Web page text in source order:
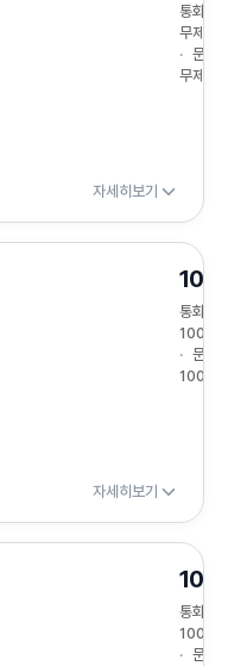
통화
무제한
문자
무제한
자세히보기
통화
100분
문자
100건
자세히보기
통화
100분
문자